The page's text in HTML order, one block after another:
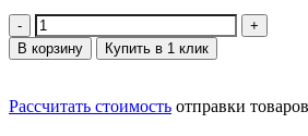
Количество
В корзину Купить в 1 клик
Рассчитать стоимость отправки